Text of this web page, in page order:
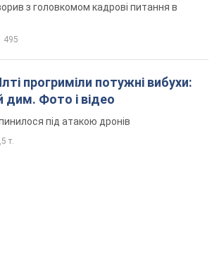
з головкомом кадрові питання в
495
прогриміли потужні вибухи:
дим. Фото і відео
під атакою дронів
т.